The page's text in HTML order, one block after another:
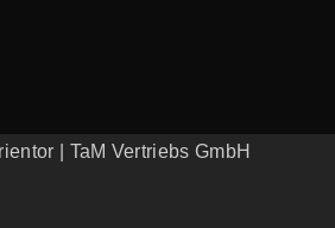
| TaM Vertriebs GmbH